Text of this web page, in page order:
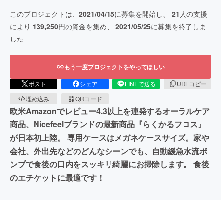
このプロジェクトは、 2021/04/15に募集を開始し、 21 人の支援
により 139,250円の資金を集め、 2021/05/25に募集を終了しま
した
もう一度プロジェクトをやってほしい
ポスト シェア LINEで送る
URLコピー
埋め込み
QRコード
欧米Amazonでレビュー4.3以上を連発するオーラルケア
商品、Nicefeelブランドの最新商品『らくかるフロス』
が日本初上陸。 専用ケースはメガネケースサイズ。家や
会社、外出先などのどんなシーンでも、自動緩急水流ポ
ンプで食後の口内をスッキリ綺麗にお掃除します。 食後
のエチケットに最適です！